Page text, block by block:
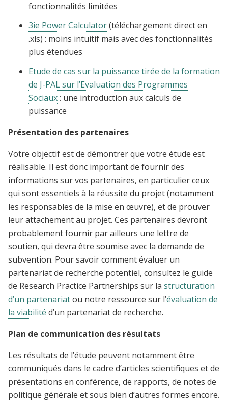
fonctionnalités limitées
3ie Power Calculator(téléchargement direct en
.xls) : moins intuitif mais avec des fonctionnalités
plus étendues
Etude de cas sur la puissance tirée de la formation
de J-PAL sur l’Evaluation des Programmes
Sociaux: une introduction aux calculs de
puissance
Présentation des partenaires
Votre objectif est de démontrer que votre étude est
réalisable. Il est donc important de fournir des
informations sur vos partenaires, en particulier ceux
qui sont essentiels à la réussite du projet (notamment
les responsables de la mise en œuvre), et de prouver
leur attachement au projet. Ces partenaires devront
probablement fournir par ailleurs une lettre de
soutien, qui devra être soumise avec la demande de
subvention. Pour savoir comment évaluer un
partenariat de recherche potentiel, consultez le guide
de Research Practice Partnerships sur la structuration
d’un partenariatou notre ressource sur l’évaluation de
la viabilité d’un partenariat de recherche.
Plan de communication des résultats
Les résultats de l’étude peuvent notamment être
communiqués dans le cadre d’articles scientifiques et de
présentations en conférence, de rapports, de notes de
politique générale et sous bien d’autres formes encore.